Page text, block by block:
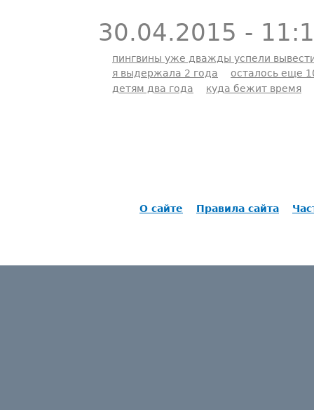
30.04.2015 -
пингвины уже дважды успели
я выдержала 2 года
осталось еще
детям два года
куда бежит время
О сайте Правила сайта